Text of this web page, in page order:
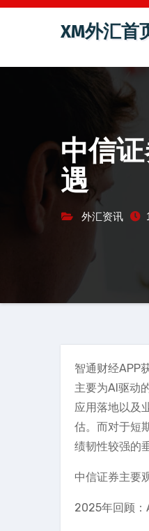
跳
容
XM外汇首
中信
遇
外汇资讯
智通财经APP
主要为AI驱动
应用落地以及
估。而对于短
绩韧性较强的
中信证券主要
2025年回顾：